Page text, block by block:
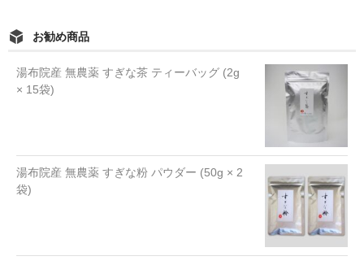
お勧め商品
湯布院産 無農薬 すぎな茶 ティーバッグ (2g
× 15袋)
湯布院産 無農薬 すぎな粉 パウダー (50g × 2
袋)